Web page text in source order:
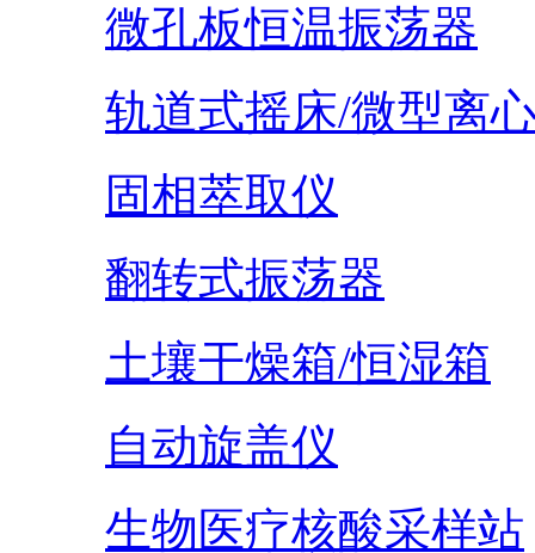
微孔板恒温振荡器
轨道式摇床/微型离
固相萃取仪
翻转式振荡器
土壤干燥箱/恒湿箱
自动旋盖仪
生物医疗核酸采样站